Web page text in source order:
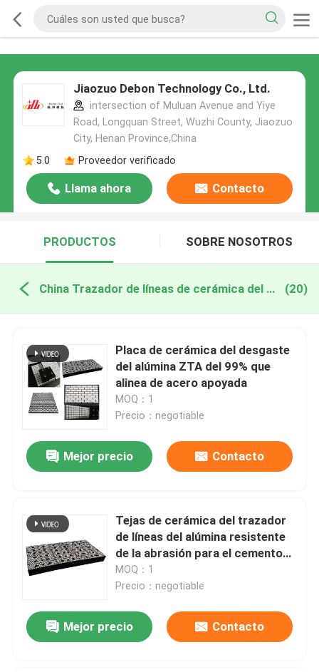
Jiaozuo Debon Technology Co., Ltd.
intersection of Muluan Avenue and Yiye
Road, Longquan Street, Wuzhi County, Jiaozuo
City, Henan Province,China
5.0
Proveedor verificado
Llama ahora Contacto
PRODUCTOS SOBRE NOSOTROS
China Trazador de líneas de cerámica del alúmina (20)
Placa de cerámica del desgaste
del alúmina ZTA del 99% que
alinea de acero apoyada
MOQ：1
Precio：negotiable
Mejor precio Contacto
Tejas de cerámica del trazador
de líneas del alúmina resistente
de la abrasión para el cemento
minero
MOQ：1
Precio：negotiable
Mejor precio Contacto